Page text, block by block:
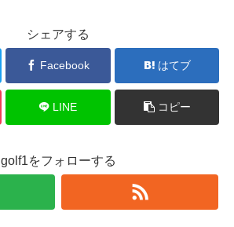
シェアする
Facebook はてブ
LINE コピー
golf1をフォローする